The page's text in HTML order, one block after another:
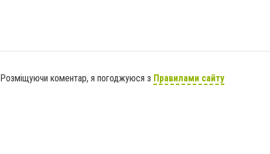
Розміщуючи коментар, я погоджуюся з Правилами сайту